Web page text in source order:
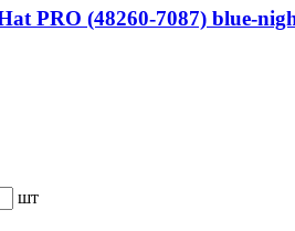
PRO (48260-7087) blue-
шт